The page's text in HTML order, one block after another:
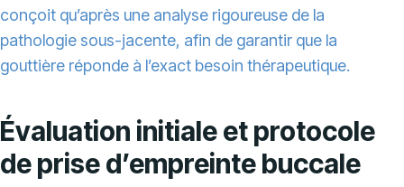
conçoit qu’après une analyse rigoureuse de la
pathologie sous-jacente, afin de garantir que la
gouttière réponde à l’exact besoin thérapeutique.
Évaluation initiale et protocole
de prise d’empreinte buccale